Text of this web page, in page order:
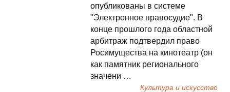
опубликованы в системе
"Электронное правосудие". В
конце прошлого года областной
арбитраж подтвердил право
Росимущества на кинотеатр (он
как памятник регионального
значени …
Культура и искусство